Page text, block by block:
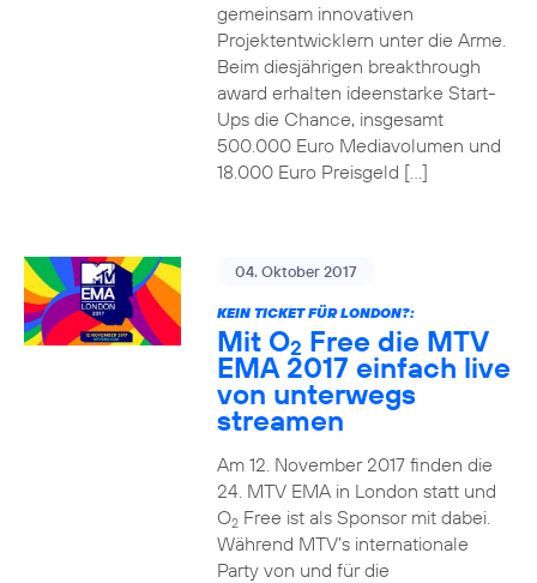
gemeinsam innovativen
Projektentwicklern unter die Arme.
Beim diesjährigen breakthrough
award erhalten ideenstarke Start-
Ups die Chance, insgesamt
500.000 Euro Mediavolumen und
18.000 Euro Preisgeld […]
04. Oktober 2017
KEIN TICKET FÜR LONDON?:
Mit O2 Free die MTV
EMA 2017 einfach live
von unterwegs
streamen
Am 12. November 2017 finden die
24. MTV EMA in London statt und
O2Free ist als Sponsor mit dabei.
Während MTV’s internationale
Party von und für die